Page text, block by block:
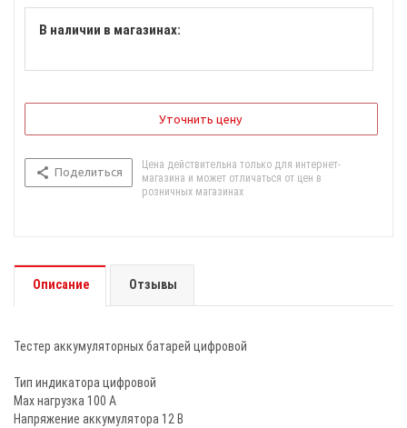
В наличии в магазинах:
Уточнить цену
Поделиться
Цена действительна только для интернет-
магазина и может отличаться от цен в
розничных магазинах
Описание Отзывы
Тестер аккумуляторных батарей цифровой
Тип индикатора цифровой
Max нагрузка 100 А
Напряжение аккумулятора 12 В